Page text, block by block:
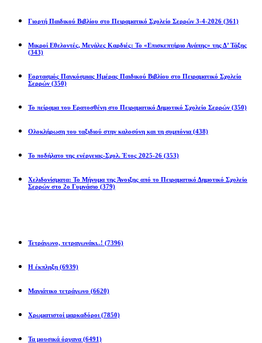
Γιορτή Παιδικού Βιβλίου στο Πειραματικό Σχολείο Σερρών 3-4-2026 (361)
Μικροί Εθελοντές, Μεγάλες Καρδιές: Το «Επισκεπτήριο Αγάπης» της Δ’ Τάξης
(343)
Εορτασμός Παγκόσμιας Ημέρας Παιδικού Βιβλίου στο Πειραματικό Σχολείο
Σερρών (350)
Το πείραμα του Ερατοσθένη στο Πειραματικό Δημοτικό Σχολείο Σερρών (350)
Ολοκλήρωση του ταξιδιού στην καλοσύνη και τη συμπόνια (438)
Το ποδήλατο της ενέργειας-Σχολ. Έτος 2025-26 (353)
Χελιδονίσματα: Το Μήνυμα της Άνοιξης από το Πειραματικό Δημοτικό Σχολείο
Σερρών στο 2ο Γυμνάσιο (379)
Τετράγωνο, τετραγωνάκι..! (7396)
Η έκπληξη (6939)
Μαγιάτικο τετράγωνο (6620)
Χρωματιστοί μαρκαδόροι (7850)
Τα μουσικά όργανα (6491)